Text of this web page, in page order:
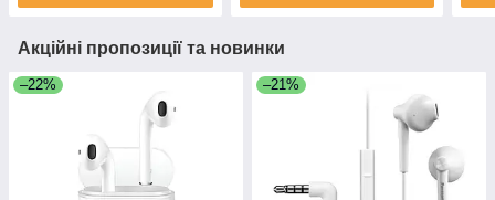
Акційні пропозиції та новинки
–22% –21%